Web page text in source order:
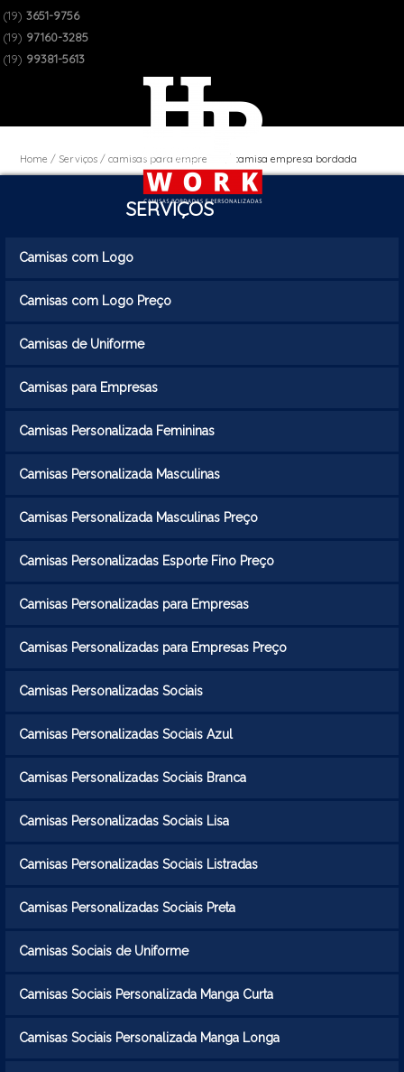
(19) 3651-9756
(19) 97160-3285
(19) 99381-5613
Home Serviços camisas para empresas camisa empresa bordada
SERVIÇOS
Camisas com Logo
Camisas com Logo Preço
Camisas de Uniforme
Camisas para Empresas
Camisas Personalizada Femininas
Camisas Personalizada Masculinas
Camisas Personalizada Masculinas Preço
Camisas Personalizadas Esporte Fino Preço
Camisas Personalizadas para Empresas
Camisas Personalizadas para Empresas Preço
Camisas Personalizadas Sociais
Camisas Personalizadas Sociais Azul
Camisas Personalizadas Sociais Branca
Camisas Personalizadas Sociais Lisa
Camisas Personalizadas Sociais Listradas
Camisas Personalizadas Sociais Preta
Camisas Sociais de Uniforme
Camisas Sociais Personalizada Manga Curta
Camisas Sociais Personalizada Manga Longa